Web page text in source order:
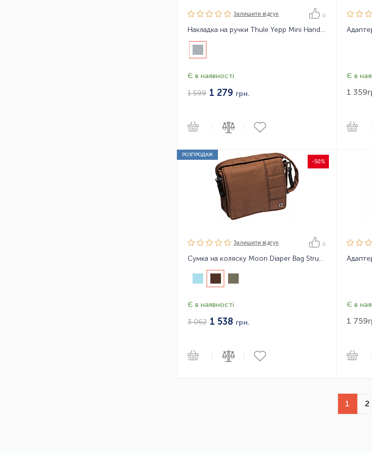
Залишити вiдгук 0
Накладка на ручки Thule Yepp Mini Handlebar Padding Miffy
Є в наявності
1 599 1 279 грн.
Є в
1 359
РОЗПРОДАЖ
-50%
Залишити вiдгук 0
Сумка на коляску Moon Diaper Bag Structure
Є в наявності
3 062 1 538 грн.
Є в
1 759
1 2